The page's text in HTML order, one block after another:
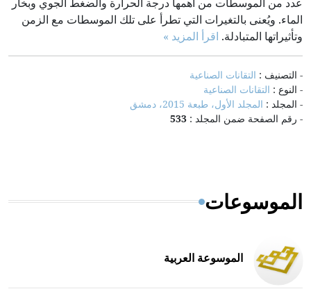
الماء. ويُعنى بالتغيرات التي تطرأ على تلك الموسطات مع الزمن
وتأثيراتها المتبادلة. اقرأ المزيد »
- التصنيف : التقانات الصناعية
- النوع : التقانات الصناعية
- المجلد : المجلد الأول، طبعة 2015، دمشق
- رقم الصفحة ضمن المجلد : 533
الموسوعات
الموسوعة العربية